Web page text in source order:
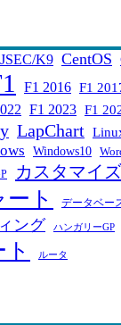
K9 CentOS
F1 2016 F1
F1 2023 F1
LapChart
Windows10
カスタマイズ
ト データベー
ング ハンガリーGP
ルータ